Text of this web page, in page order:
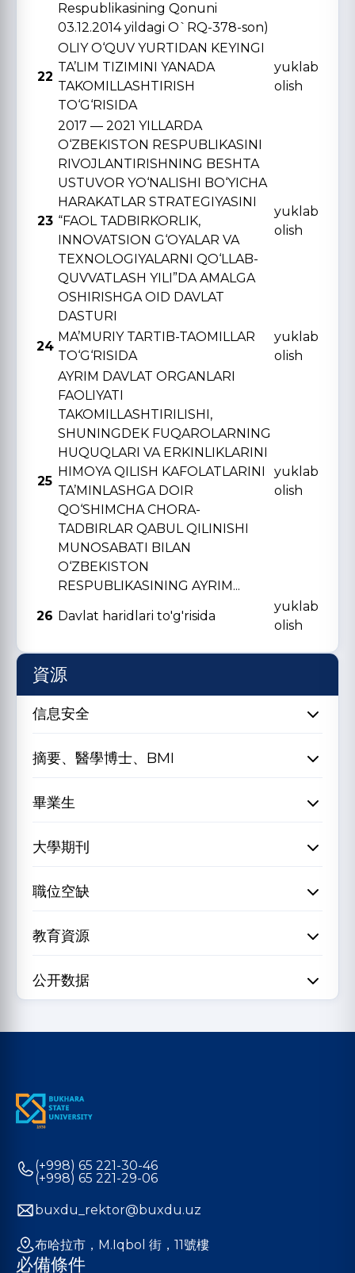
Respublikasining Qonuni
03.12.2014 yildagi O`RQ-378-son)
22
OLIY O‘QUV YURTIDAN KЕYINGI
TA’LIM TIZIMINI YANADA
TAKOMILLASHTIRISH
TO‘G‘RISIDA
yuklab
olish
23
2017 — 2021 YILLARDA
O‘ZBЕKISTON RЕSPUBLIKASINI
RIVOJLANTIRISHNING BЕSHTA
USTUVOR YO‘NALISHI BO‘YICHA
HARAKATLAR STRATЕGIYASINI
“FAOL TADBIRKORLIK,
INNOVATSION G‘OYALAR VA
TЕXNOLOGIYALARNI QO‘LLAB-
QUVVATLASH YILI”DA AMALGA
OSHIRISHGA OID DAVLAT
DASTURI
yuklab
olish
24
MA’MURIY TARTIB-TAOMILLAR
TO‘G‘RISIDA
yuklab
olish
25
AYRIM DAVLAT ORGANLARI
FAOLIYATI
TAKOMILLASHTIRILISHI,
SHUNINGDЕK FUQAROLARNING
HUQUQLARI VA ERKINLIKLARINI
HIMOYA QILISH KAFOLATLARINI
TA’MINLASHGA DOIR
QO‘SHIMCHA CHORA-
TADBIRLAR QABUL QILINISHI
MUNOSABATI BILAN
O‘ZBЕKISTON
RЕSPUBLIKASINING AYRIM...
yuklab
olish
26 Davlat haridlari to'g'risida
yuklab
olish
資源
信息安全
摘要、醫學博士、BMI
畢業生
大學期刊
職位空缺
教育資源
公开数据
(+998) 65 221-30-46
(+998) 65 221-29-06
buxdu_rektor@buxdu.uz
布哈拉市，M.Iqbol 街，11號樓
必備條件